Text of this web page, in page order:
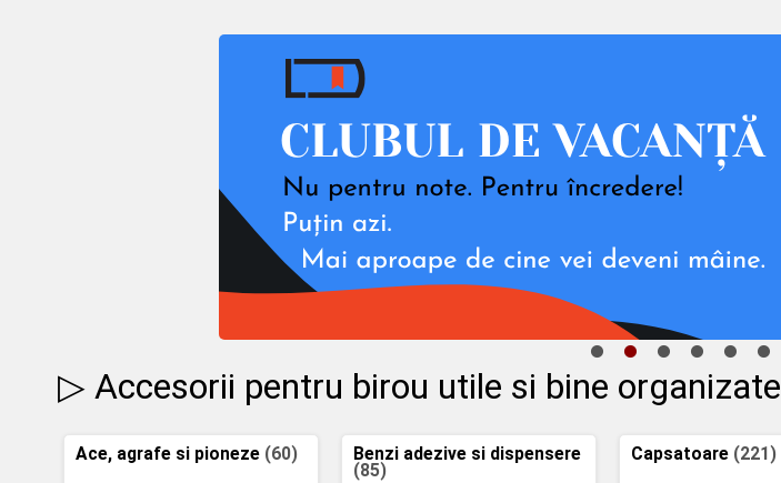
▷ Accesorii pentru birou utile si bine organizate
Ace, agrafe si pioneze (60)
Benzi adezive si dispensere
(85)
Capsatoare (221)